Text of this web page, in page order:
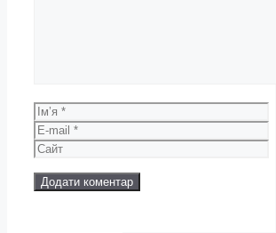
Ім’я
E-
mail
Сайт